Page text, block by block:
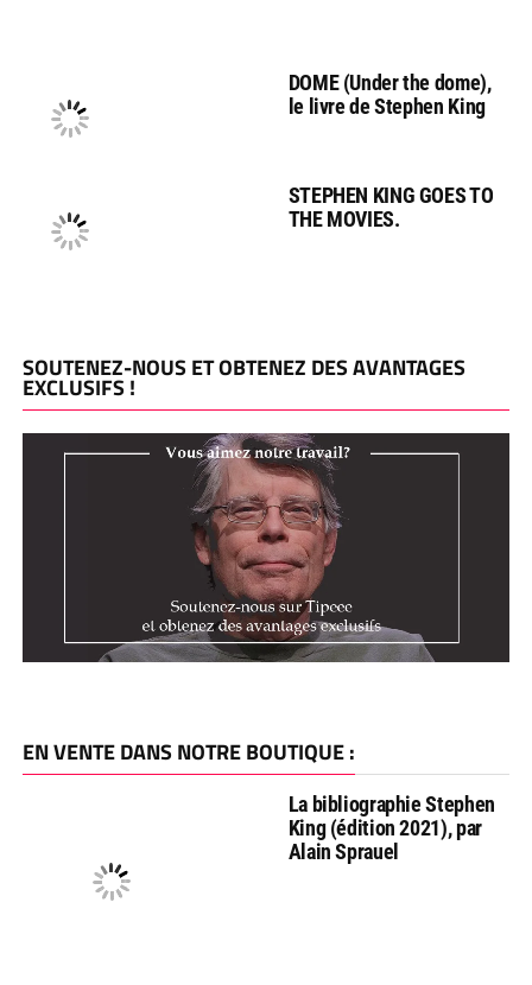
DOME (Under the dome),
le livre de Stephen King
STEPHEN KING GOES TO
THE MOVIES.
SOUTENEZ-NOUS ET OBTENEZ DES AVANTAGES
EXCLUSIFS !
EN VENTE DANS NOTRE BOUTIQUE :
La bibliographie Stephen
King (édition 2021), par
Alain Sprauel